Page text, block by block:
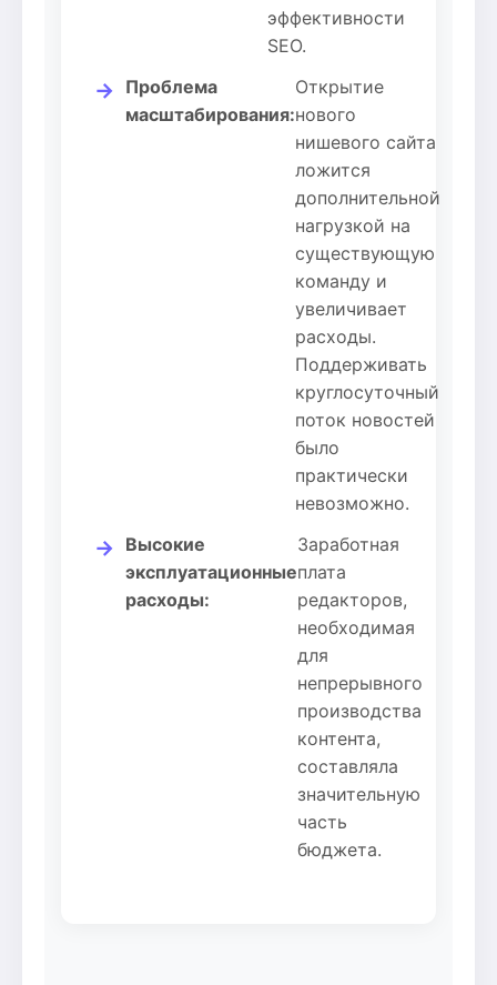
эффективности
SEO.
→
Проблема
масштабирования:
Открытие
нового
нишевого сайта
ложится
дополнительной
нагрузкой на
существующую
команду и
увеличивает
расходы.
Поддерживать
круглосуточный
поток новостей
было
практически
невозможно.
→
Высокие
эксплуатационные
расходы:
Заработная
плата
редакторов,
необходимая
для
непрерывного
производства
контента,
составляла
значительную
часть
бюджета.